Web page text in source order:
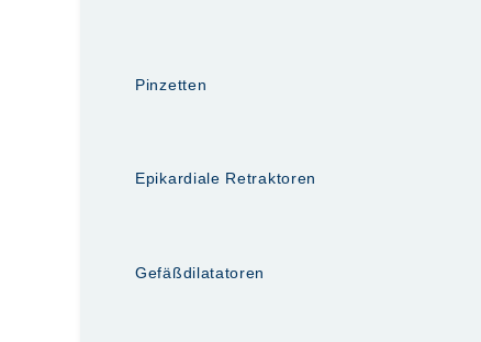
Pinzetten
Epikardiale Retraktoren
Gefäßdilatatoren